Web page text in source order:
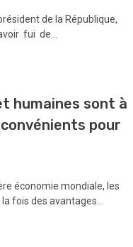
de la République,
fui de...
humaines sont à
pour
économie mondiale, les
fois des avantages...